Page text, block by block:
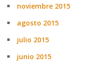
noviembre 2015
agosto 2015
julio 2015
junio 2015